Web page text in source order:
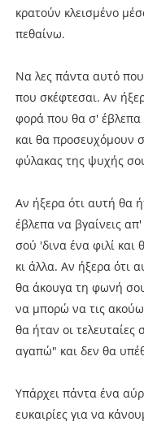
κρατούν κλεισμένο
πεθαίνω.
Να λες πάντα αυτό που
που σκέφτεσαι. Αν
φορά που θα σ' έβλεπα
και θα προσευχόμουν
φύλακας της ψυχής
Αν ήξερα ότι αυτή θα
έβλεπα να βγαίνεις
σού 'δινα ένα φιλί
κι άλλα. Αν ήξερα ότι
θα άκουγα τη φωνή
να μπορώ να τις
θα ήταν οι
αγαπώ" και δεν θα
Υπάρχει πάντα ένα
ευκαιρίες για να